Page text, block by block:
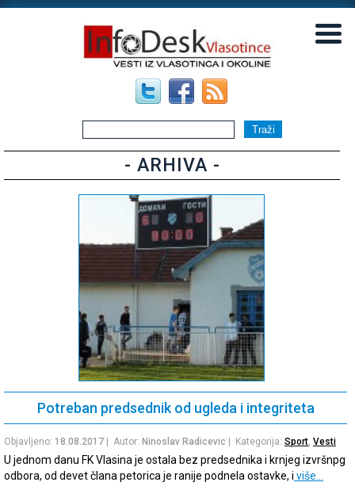
- ARHIVA -
Potreban predsednik od ugleda i integriteta
Objavljeno: 18.08.2017 | Autor: Ninoslav Radicevic | Kategorija: Sport, Vesti
U jednom danu FK Vlasina je ostala bez predsednika i krnjeg izvršnpg
odbora, od devet člana petorica je ranije podnela ostavke, i više…